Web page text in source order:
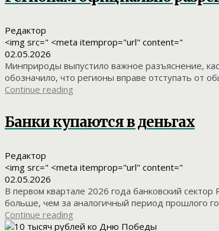
Редактор
<img src=" <meta itemprop="url" content="
02.05.2026
Минприроды выпустило важное разъяснение,
обозначило, что регионы вправе отступать от
Continue reading
Банки купаются в деньгах
Редактор
<img src=" <meta itemprop="url" content="
02.05.2026
В первом квартале 2026 года банковский
больше, чем за аналогичный период прошлого
Continue reading